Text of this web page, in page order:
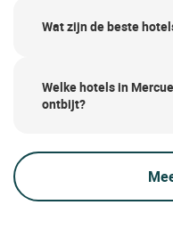
Wat zijn de beste
Welke hotels in
ontbijt?